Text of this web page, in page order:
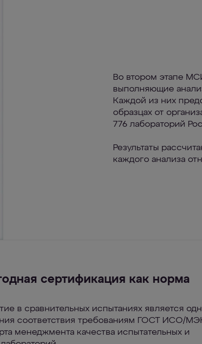
Во втором этапе
выполняющие
Каждой из них
образцах от
776 лабораторий
Результаты
каждого анализа
сертификация как норма
в сравнительных испытаниях является
соответствия требованиям ГОСТ ИСО/
менеджмента качества испытательных и